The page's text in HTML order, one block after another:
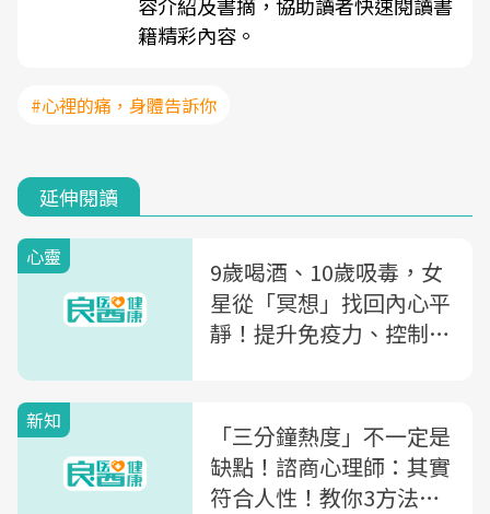
籍精彩內容。
#心裡的痛，身體告訴你
延伸閱讀
心靈
9歲喝酒、10歲吸毒，女
星從「冥想」找回內心平
靜！提升免疫力、控制疼
新知
「三分鐘熱度」不一定是
缺點！諮商心理師：其實
符合人性！教你3方法直